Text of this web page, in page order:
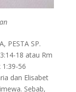
PESTA SP.
18 atau Rm
1:39-56
dan Elisabet
Sebab,